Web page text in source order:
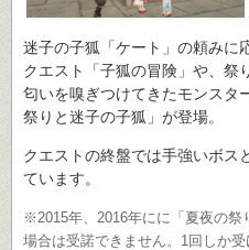
迷子の子狐「ケート」の頼みに
クエスト「子狐の冒険」や、祭
匂いを嗅ぎつけてきたモンスタ
祭りと迷子の子狐」が登場。
クエストの終盤では手強いボス
ています。
※2015年、2016年にに「夏夜の祭
場合は受諾できません。1回しか受